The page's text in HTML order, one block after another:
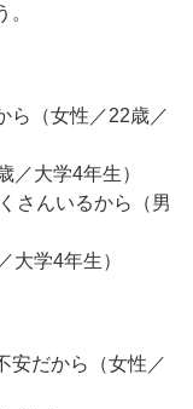
ら（女性／22歳／
／大学4年生）
さんいるから（男
大学4年生）
安だから（女性／